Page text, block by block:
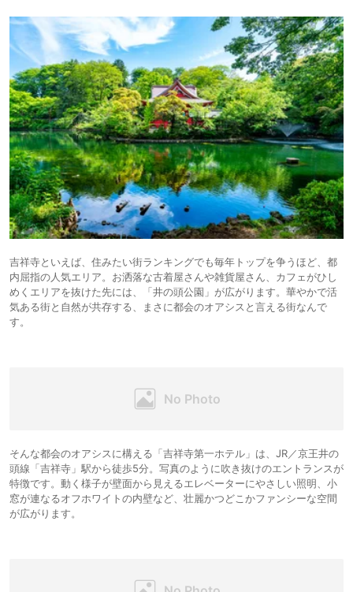
吉祥寺といえば、住みたい街ランキングでも毎年トップを争うほど、都
内屈指の人気エリア。お洒落な古着屋さんや雑貨屋さん、カフェがひし
めくエリアを抜けた先には、「井の頭公園」が広がります。華やかで活
気ある街と自然が共存する、まさに都会のオアシスと言える街なんで
す。
そんな都会のオアシスに構える「吉祥寺第一ホテル」は、JR／京王井の
頭線「吉祥寺」駅から徒歩5分。写真のように吹き抜けのエントランスが
特徴です。動く様子が壁面から見えるエレベーターにやさしい照明、小
窓が連なるオフホワイトの内壁など、壮麗かつどこかファンシーな空間
が広がります。